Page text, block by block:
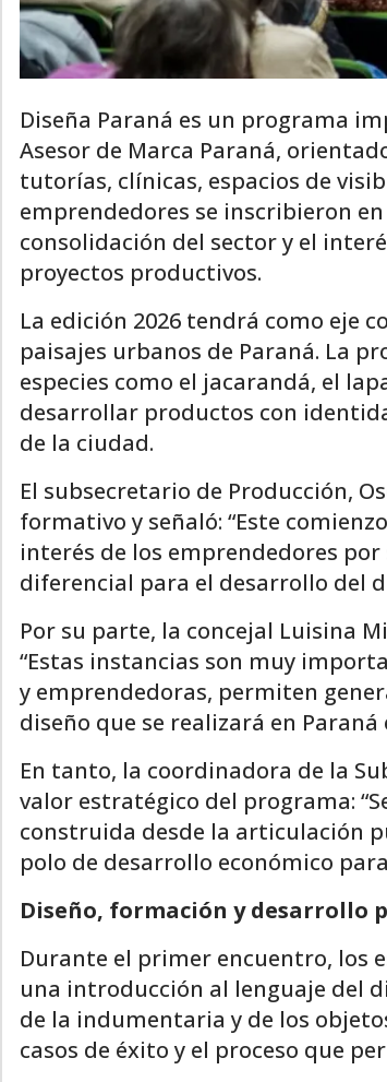
Diseña Paraná es un programa
Asesor de Marca Paraná,
tutorías, clínicas, espacios de
emprendedores se inscribieron
consolidación del sector y el
proyectos productivos.
La edición 2026 tendrá como eje
paisajes urbanos de Paraná. La
especies como el jacarandá, el
desarrollar productos con
de la ciudad.
El subsecretario de Producción,
formativo y señaló: “Este
interés de los emprendedores
diferencial para el desarrollo del
Por su parte, la concejal Luisina
“Estas instancias son muy
y emprendedoras, permiten
diseño que se realizará en Paraná
En tanto, la coordinadora de la
valor estratégico del programa:
construida desde la articulación
polo de desarrollo económico
Diseño, formación y desarrollo
Durante el primer encuentro, los
una introducción al lenguaje del
de la indumentaria y de los
casos de éxito y el proceso que